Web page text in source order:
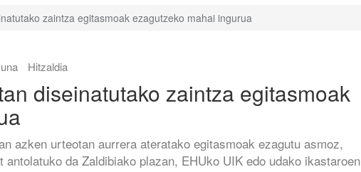
zaintza egitasmoak ezagutzeko mahai ingurua
Hitzaldia
diseinatutako zaintza egitasmoak
azken urteotan aurrera ateratako egitasmoak ezagutu asmoz,
da Zaldibiako plazan, EHUko UIK edo udako ikastaroen